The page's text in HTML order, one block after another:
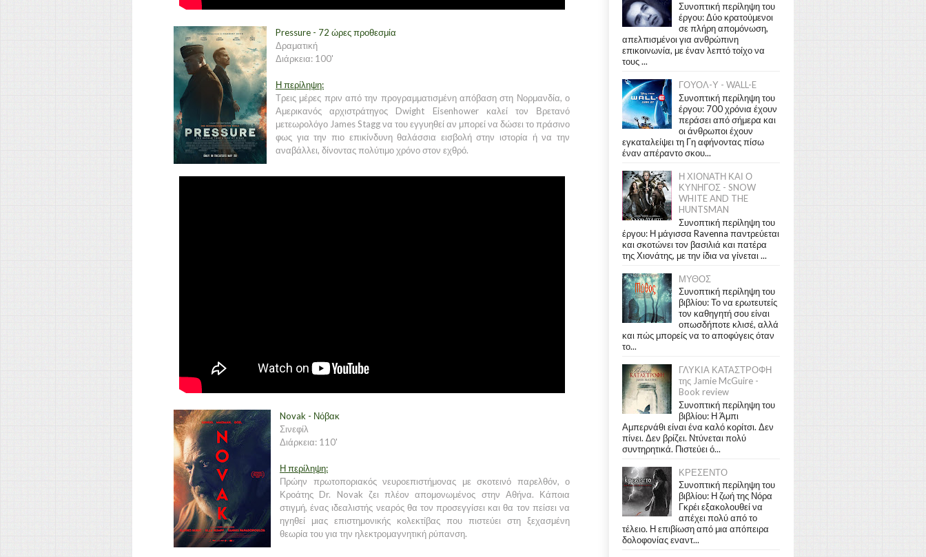
Pressure - 72 ώρες προθεσμία
Δραματική
Διάρκεια: 100'
Η περίληψη:
Τρεις μέρες πριν από την προγραμματισμένη απόβαση στη Νορμανδία, ο
Αμερικανός αρχιστράτηγος Dwight Eisenhower καλεί τον Βρετανό
μετεωρολόγο James Stagg να του εγγυηθεί αν μπορεί να δώσει το πράσινο
φως για την πιο επικίνδυνη θαλάσσια εισβολή στην ιστορία ή να την
αναβάλλει, δίνοντας πολύτιμο χρόνο στον εχθρό.
Novak - Νόβακ
Σινεφίλ
Διάρκεια: 110'
Η περίληψη:
Πρώην πρωτοποριακός νευροεπιστήμονας με σκοτεινό παρελθόν, ο
Κροάτης Dr. Novak ζει πλέον απομονωμένος στην Αθήνα. Κάποια
στιγμή, ένας ιδεαλιστής νεαρός θα τον προσεγγίσει και θα τον πείσει να
ηγηθεί μιας επιστημονικής κολεκτίβας που πιστεύει στη ξεχασμένη
θεωρία του για την ηλεκτρομαγνητική ρύπανση.
Συνοπτική περίληψη του
έργου: Δύο κρατούμενοι
σε πλήρη απομόνωση,
απελπισμένοι για ανθρώπινη
επικοινωνία, με έναν λεπτό τοίχο να
τους ...
ΓΟΥΟΛ-Υ - WALL-E
Συνοπτική περίληψη του
έργου: 700 χρόνια έχουν
περάσει από σήμερα και
οι άνθρωποι έχουν
εγκαταλείψει τη Γη αφήνοντας πίσω
έναν απέραντο σκου...
Η ΧΙΟΝΑΤΗ ΚΑΙ Ο
ΚΥΝΗΓΟΣ - SNOW
WHITE AND THE
HUNTSMAN
Συνοπτική περίληψη του
έργου: Η μάγισσα Ravenna παντρεύεται
και σκοτώνει τον βασιλιά και πατέρα
της Χιονάτης, με την ίδια να γίνεται ...
ΜΥΘΟΣ
Συνοπτική περίληψη του
βιβλίου: Το να ερωτευτείς
τον καθηγητή σου είναι
οπωσδήποτε κλισέ, αλλά
και πώς μπορείς να το αποφύγεις όταν
το...
ΓΛΥΚΙΑ ΚΑΤΑΣΤΡΟΦΗ
της Jamie McGuire -
Book review
Συνοπτική περίληψη του
βιβλίου: Η Άμπι
Αμπερνάθι είναι ένα καλό κορίτσι. Δεν
πίνει. Δεν βρίζει. Ντύνεται πολύ
συντηρητικά. Πιστεύει ό...
ΚΡΕΣΕΝΤΟ
Συνοπτική περίληψη του
βιβλίου: Η ζωή της Νόρα
Γκρέι εξακολουθεί να
απέχει πολύ από το
τέλειο. Η επιβίωση από μια απόπειρα
δολοφονίας εναντ...